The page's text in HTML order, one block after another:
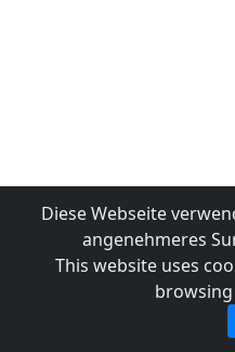
Diese Webseite
angenehmeres
This website uses